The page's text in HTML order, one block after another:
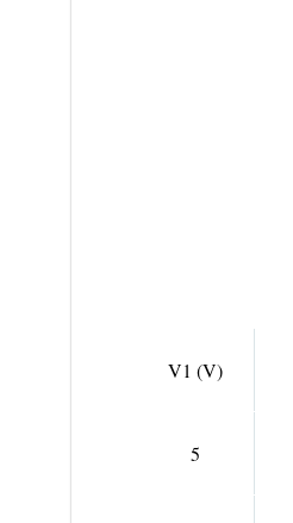
V1 (V)
5